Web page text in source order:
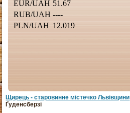
Щирець - старовинне мiстечко Львiвщини
Ґуденсберзі